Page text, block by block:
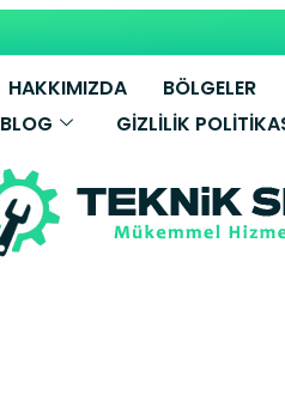
HAKKIMIZDA BÖLGELER
BLOG
GIZLILIK